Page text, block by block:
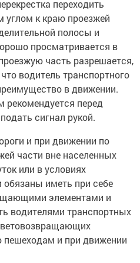
переходить
к краю проезжей
полосы и
просматривается в
часть разрешается,
водитель транспортного
в движении.
перед
сигнал рукой.
и при движении по
части вне населенных
или в условиях
иметь при себе
элементами и
водителями транспортных
пешеходам и при движении